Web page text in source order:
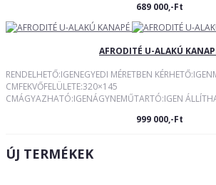
689 000,-Ft
AFRODITÉ U-ALAKÚ
RENDELHETŐ:IGENEGYEDI MÉRETBEN
CMFEKVŐFELÜLETE:320×145
CMÁGYAZHATÓ:IGENÁGYNEMŰTARTÓ:IGEN
999 000,-Ft
ÚJ TERMÉKEK